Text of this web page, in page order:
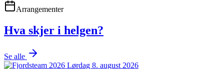
Arrangementer
Hva skjer i helgen?
Se alle